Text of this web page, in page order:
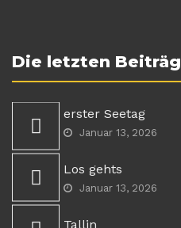
Die letzten
erster Seetag
Januar 13, 2026
Los gehts
Januar 13, 2026
Tallin